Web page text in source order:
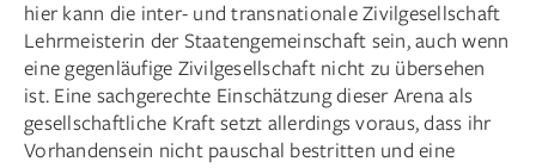
hier kann die inter- und transnationale Zivilgesellschaft
Lehrmeisterin der Staatengemeinschaft sein, auch wenn
eine gegenläufige Zivilgesellschaft nicht zu übersehen
ist. Eine sachgerechte Einschätzung dieser Arena als
gesellschaftliche Kraft setzt allerdings voraus, dass ihr
Vorhandensein nicht pauschal bestritten und eine